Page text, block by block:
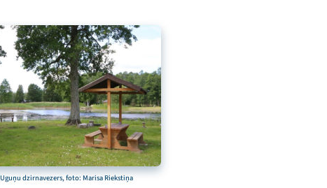
Uguņu dzirnavezers, foto: Marisa Riekstiņa